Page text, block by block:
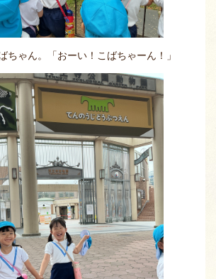
ちゃん。「おーい！こばちゃーん！」